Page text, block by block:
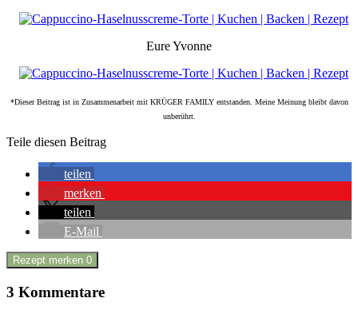
Eure Yvonne
*Dieser Beitrag ist in Zusammenarbeit mit KRÜGER FAMILY entstanden. Meine Meinung bleibt davon
unberührt.
Teile diesen Beitrag
teilen
merken
teilen
E-Mail
Rezept merken 0
3 Kommentare